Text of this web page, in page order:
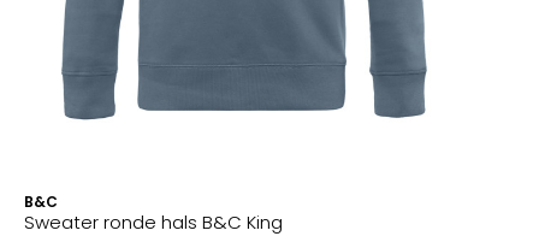
B&C
Sweater ronde hals B&C King